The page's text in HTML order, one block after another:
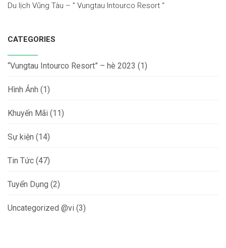
Du lịch Vũng Tàu – ” Vungtau Intourco Resort “
CATEGORIES
“Vungtau Intourco Resort” – hè 2023 (1)
Hình Ảnh (1)
Khuyến Mãi (11)
Sự kiện (14)
Tin Tức (47)
Tuyển Dụng (2)
Uncategorized @vi (3)